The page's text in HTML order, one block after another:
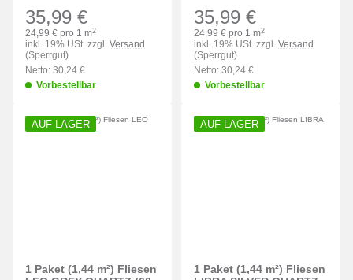
35,99 €
24,99 € pro 1 m2
inkl. 19% USt. zzgl. Versand
(Sperrgut)
Netto: 30,24 €
Vorbestellbar
35,99 €
24,99 € pro 1 m2
inkl. 19% USt. zzgl. Versand
(Sperrgut)
Netto: 30,24 €
Vorbestellbar
AUF LAGER
1 Paket (1,44 m²) Fliesen
AUF LAGER
1 Paket (1,44 m²) Fliesen